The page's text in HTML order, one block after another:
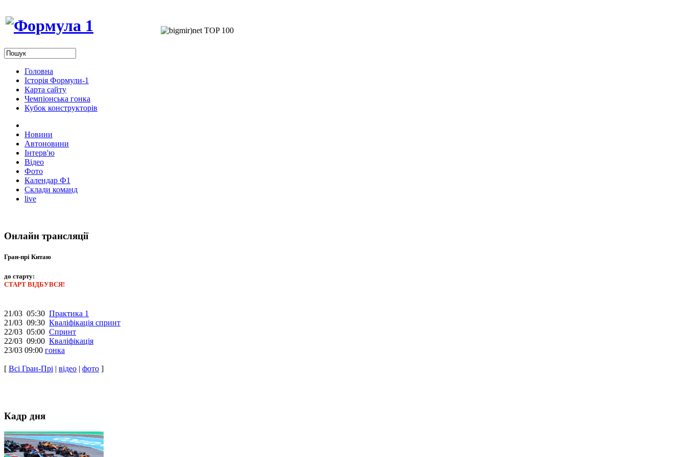
Головна
Історія Формули-1
Карта сайту
Чемпіонська гонка
Кубок конструкторів
Новини
Автоновини
Інтерв'ю
Відео
Фото
Календар Ф1
Склади команд
live
Онлайн трансляції
Гран-прі Китаю
до старту:
СТАРТ ВІДБУВСЯ!
21/03 05:30 Практика 1
21/03 09:30 Кваліфікація спринт
22/03 05:00 Спринт
22/03 09:00 Кваліфікація
23/03 09:00 гонка
[ Всі Гран-Прі | відео | фото ]
Кадр дня